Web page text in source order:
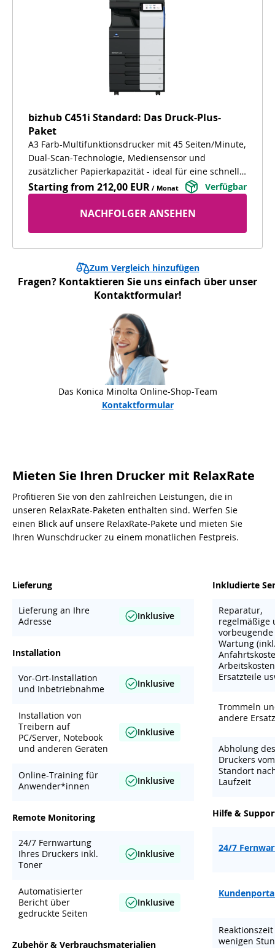
bizhub C451i Standard: Das Druck-Plus-
Paket
A3 Farb-Multifunktionsdrucker mit 45 Seiten/Minute,
Dual-Scan-Technologie, Mediensensor und
zusätzlicher Papierkapazität - ideal für eine schnelle
digitale Archivierung und hohe Druckvolumina.
Starting from 212,00 EUR / Monat Verfügbar
NACHFOLGER ANSEHEN
Zum Vergleich hinzufügen
Fragen? Kontaktieren Sie uns einfach über unser
Kontaktformular!
Das Konica Minolta Online-Shop-Team
Kontaktformular
Mieten Sie Ihren Drucker mit RelaxRate
Profitieren Sie von den zahlreichen Leistungen, die in
unseren RelaxRate-Paketen enthalten sind. Werfen Sie
einen Blick auf unsere RelaxRate-Pakete und mieten Sie
Ihren Wunschdrucker zu einem monatlichen Festpreis.
Lieferung
Lieferung an Ihre
Adresse
Inklusive
Installation
Vor-Ort-Installation
und Inbetriebnahme
Inklusive
Installation von
Treibern auf
PC/Server, Notebook
und anderen Geräten
Inklusive
Online-Training für
Anwender*innen
Inklusive
Remote Monitoring
24/7 Fernwartung
Ihres Druckers inkl.
Toner
Inklusive
Automatisierter
Bericht über
gedruckte Seiten
Inklusive
Zubehör & Verbrauchsmaterialien
Inkludierte
Reparatur,
regelmäßige
vorbeugende
Wartung
Ersatzteile
Trommeln
andere
Abholung des
Druckers vom
Standort
Laufzeit
Hilfe &
24/7
wenigen